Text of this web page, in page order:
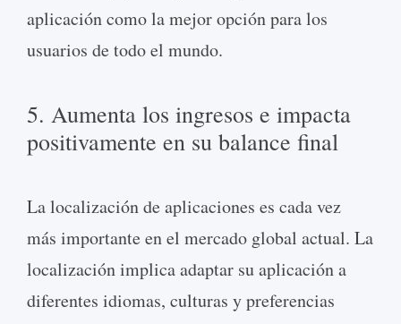
aplicación como la mejor opción para los
usuarios de todo el mundo.
5. Aumenta los ingresos e impacta
positivamente en su balance final
La localización de aplicaciones es cada vez
más importante en el mercado global actual. La
localización implica adaptar su aplicación a
diferentes idiomas, culturas y preferencias